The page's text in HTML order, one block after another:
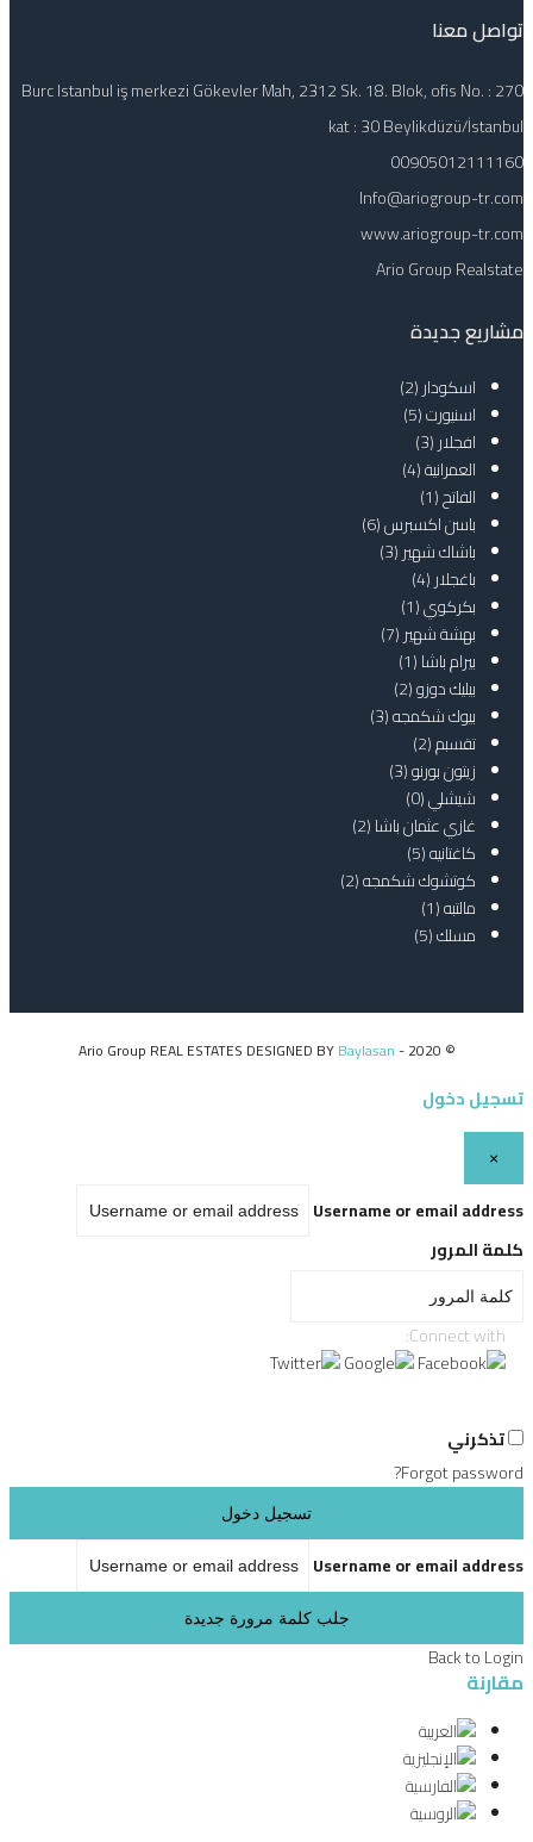
تواصل معنا
Burc Istanbul iş merkezi Gökevler Mah, 2312 Sk. 18. Blok, ofis No. : 270
kat : 30 Beylikdüzü/İstanbul
00905012111160
Info@ariogroup-tr.com
www.ariogroup-tr.com
Ario Group Realstate
مشاريع جديدة
اسكودار(2)
اسنيورت(5)
افجلار(3)
العمرانية(4)
الفاتح(1)
باسن اكسبرس(6)
باشاك شهير(3)
باغجلار(4)
بكركوي(1)
بهشة شهير(7)
بيرام باشا(1)
بيليك دوزو(2)
بيوك شكمجه(3)
تقسبم(2)
زيتون بورنو(3)
شيشلي(0)
غازي عثمان باشا(2)
كاغتانيه(5)
كوتشوك شكمجه(2)
مالتبه(1)
مسلك(5)
© 2020 - Ario Group REAL ESTATES DESIGNED BY
Baylasan
تسجيل دخول
×
Username or email address
كلمة المرور
Connect with:
تذكرني
Forgot password?
تسجيل دخول
Username or email address
جلب كلمة مرورة جديدة
Back to Login
مقارنة